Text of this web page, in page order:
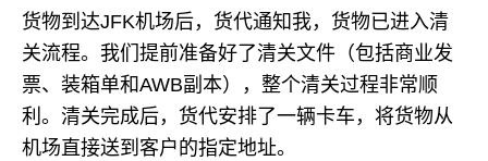
货物到达JFK机场后，货代通知我，货物已进入清
关流程。我们提前准备好了清关文件（包括商业发
票、装箱单和AWB副本），整个清关过程非常顺
利。清关完成后，货代安排了一辆卡车，将货物从
机场直接送到客户的指定地址。